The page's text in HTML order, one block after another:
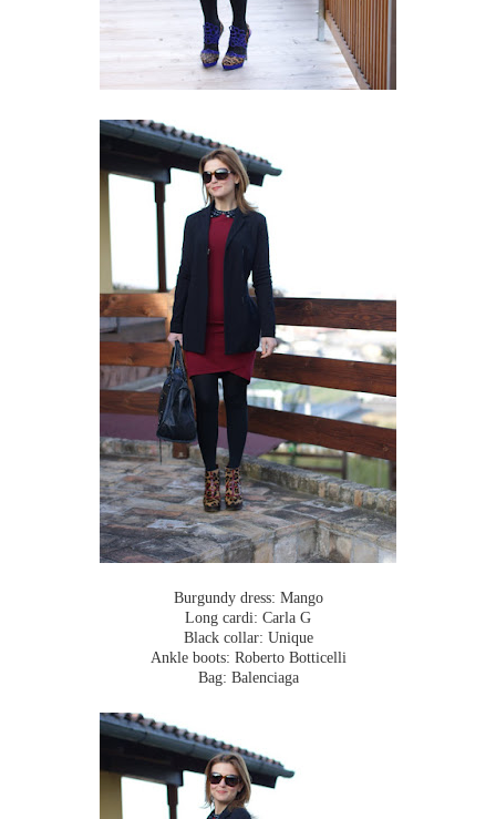
Burgundy dress: Mango
Long cardi: Carla G
Black collar: Unique
Ankle boots: Roberto Botticelli
Bag: Balenciaga